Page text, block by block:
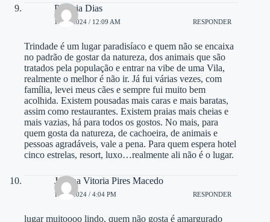
Patrícia Dias
14/02/2024 / 12:09 AM RESPONDER
Trindade é um lugar paradisíaco e quem não se encaixa
no padrão de gostar da natureza, dos animais que são
tratados pela população e entrar na vibe de uma Vila,
realmente o melhor é não ir. Já fui várias vezes, com
família, levei meus cães e sempre fui muito bem
acolhida. Existem pousadas mais caras e mais baratas,
assim como restaurantes. Existem praias mais cheias e
mais vazias, há para todos os gostos. No mais, para
quem gosta da natureza, de cachoeira, de animais e
pessoas agradáveis, vale a pena. Para quem espera hotel
cinco estrelas, resort, luxo…realmente ali não é o lugar.
Juliana Vitoria Pires Macedo
10/12/2024 / 4:04 PM RESPONDER
lugar muitoooo lindo, quem não gosta é amargurado